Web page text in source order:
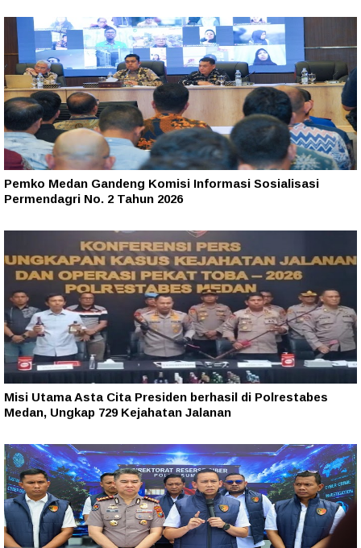
Pemko Medan Gandeng Komisi Informasi Sosialisasi
Permendagri No. 2 Tahun 2026
Misi Utama Asta Cita Presiden berhasil di Polrestabes
Medan, Ungkap 729 Kejahatan Jalanan